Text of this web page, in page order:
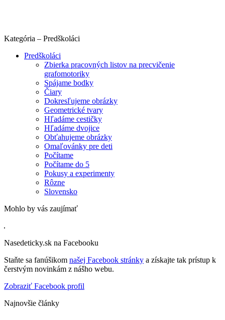
Kategória – Predškoláci
Predškoláci
Zbierka pracovných listov na precvičenie
grafomotoriky
Spájame bodky
Čiary
Dokresľujeme obrázky
Geometrické tvary
Hľadáme cestičky
Hľadáme dvojice
Obťahujeme obrázky
Omaľovánky pre deti
Počítame
Počítame do 5
Pokusy a experimenty
Rôzne
Slovensko
Mohlo by vás zaujímať
Nasedeticky.sk na Facebooku
Staňte sa fanúšikom našej Facebook stránky a získajte tak prístup k
čerstvým novinkám z nášho webu.
Zobraziť Facebook profil
Najnovšie články